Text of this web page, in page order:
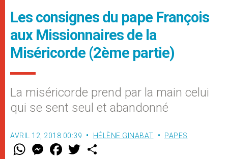
Les consignes du pape François
aux Missionnaires de la
Miséricorde (2ème partie)
La miséricorde prend par la main celui
qui se sent seul et abandonné
AVRIL 12, 2018 00:39 HÉLÈNE GINABAT PAPES
W M
e
F
a w